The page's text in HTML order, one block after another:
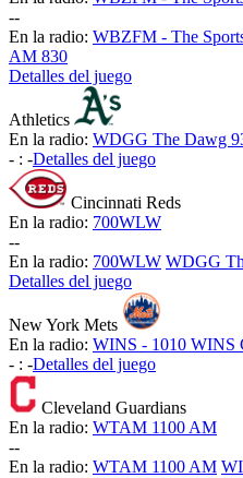
--
En la radio: WBZFM - The
AM 830
Detalles del juego
Athletics
En la radio: WDGG The Dawg
- : -Detalles del juego
Cincinnati Reds
En la radio: 700WLW
--
En la radio: 700WLW WDGG
Detalles del juego
New York Mets
En la radio: WINS - 1010 WINS
- : -Detalles del juego
Cleveland Guardians
En la radio: WTAM 1100 AM
--
En la radio: WTAM 1100 AM